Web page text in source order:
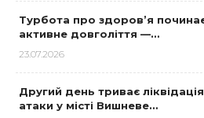
Турбота про здоров’я
активне довголіття —…
23.07.2026
Другий день триває
атаки у місті Вишневе…